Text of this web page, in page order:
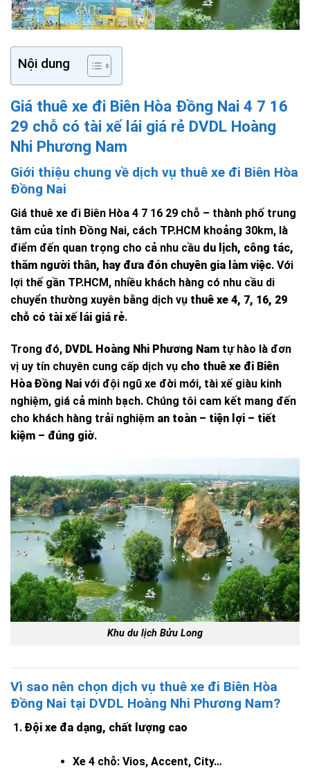
Nội dung
Giá thuê xe đi Biên Hòa Đồng Nai 4 7 16
29 chỗ có tài xế lái giá rẻ DVDL Hoàng
Nhi Phương Nam
Giới thiệu chung về dịch vụ thuê xe đi Biên Hòa
Đồng Nai
Giá thuê xe đi Biên Hòa 4 7 16 29 chỗ – thành phố trung
tâm của tỉnh Đồng Nai, cách TP.HCM khoảng 30km, là
điểm đến quan trọng cho cả nhu cầu du lịch, công tác,
thăm người thân, hay đưa đón chuyên gia làm việc. Với
lợi thế gần TP.HCM, nhiều khách hàng có nhu cầu di
chuyển thường xuyên bằng dịch vụ thuê xe 4, 7, 16, 29
chỗ có tài xế lái giá rẻ.
Trong đó, DVDL Hoàng Nhi Phương Nam tự hào là đơn
vị uy tín chuyên cung cấp dịch vụ cho thuê xe đi Biên
Hòa Đồng Nai với đội ngũ xe đời mới, tài xế giàu kinh
nghiệm, giá cả minh bạch. Chúng tôi cam kết mang đến
cho khách hàng trải nghiệm an toàn – tiện lợi – tiết
kiệm – đúng giờ.
Khu du lịch Bửu Long
Vì sao nên chọn dịch vụ thuê xe đi Biên Hòa
Đồng Nai tại DVDL Hoàng Nhi Phương Nam?
Đội xe đa dạng, chất lượng cao
Xe 4 chỗ: Vios, Accent, City…